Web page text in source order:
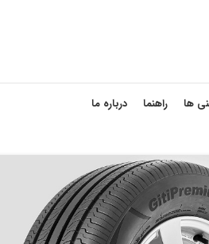
ها راهنما درباره ما